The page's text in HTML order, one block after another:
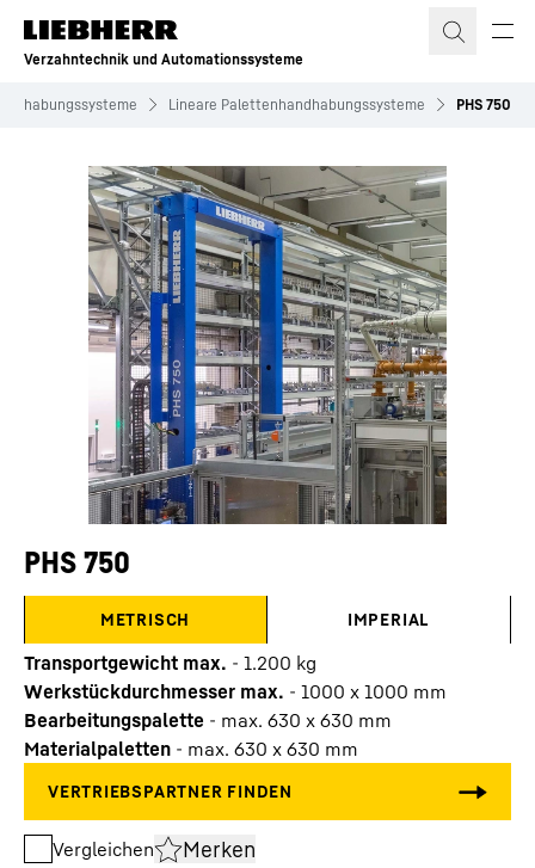
Zum Inhalt springen
Verzahntechnik und Automationssysteme
Lineare Palettenhandhabungssysteme PHS 750
PHS 750
METRISCH IMPERIAL
Transportgewicht max. - 1.200 kg
Werkstückdurchmesser max. - 1000 x 1000 mm
Bearbeitungspalette - max. 630 x 630 mm
Materialpaletten - max. 630 x 630 mm
Vergleichen Merken